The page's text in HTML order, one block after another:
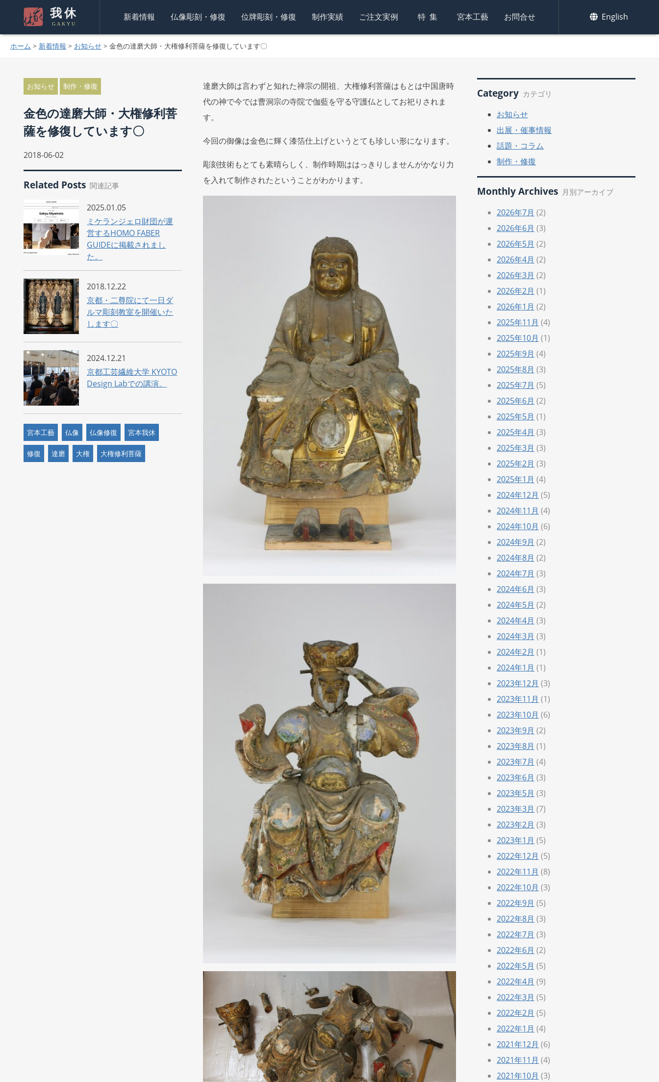
我休
GAKYU
新着情報 仏像彫刻・修復 位牌彫刻・修復 制作実績 ご注文実例 特集 宮本工藝 お問合せ English
ホーム > 新着情報 > お知らせ > 金色の達磨大師・大権修利菩薩を修復しています〇
お知らせ 制作・修復
金色の達磨大師・大権修利菩
薩を修復しています〇
2018-06-02
Related Posts 関連記事
2025.01.05
ミケランジェロ財団が運
営するHOMO FABER
GUIDEに掲載されまし
た。
2018.12.22
京都・二尊院にて一日ダ
ルマ彫刻教室を開催いた
します〇
2024.12.21
京都工芸繊維大学 KYOTO
Design Labでの講演。
宮本工藝 仏像 仏像修復 宮本我休
修復 達磨 大権 大権修利菩薩
達磨大師は言わずと知れた禅宗の開祖、大権修利菩薩はもとは中国唐時
代の神で今では曹洞宗の寺院で伽藍を守る守護仏としてお祀りされま
す。
今回の御像は金色に輝く漆箔仕上げというとても珍しい形になります。
彫刻技術もとても素晴らしく、制作時期ははっきりしませんがかなり力
を入れて制作されたということがわかります。
Category カテゴリ
お知らせ
出展・催事情報
話題・コラム
制作・修復
Monthly Archives 月別アーカイブ
2026年7月 (2)
2026年6月 (3)
2026年5月 (2)
2026年4月 (2)
2026年3月 (2)
2026年2月 (1)
2026年1月 (2)
2025年11月 (4)
2025年10月 (1)
2025年9月 (4)
2025年8月 (3)
2025年7月 (5)
2025年6月 (2)
2025年5月 (1)
2025年4月 (3)
2025年3月 (3)
2025年2月 (3)
2025年1月 (4)
2024年12月 (5)
2024年11月 (4)
2024年10月 (6)
2024年9月 (2)
2024年8月 (2)
2024年7月 (3)
2024年6月 (3)
2024年5月 (2)
2024年4月 (3)
2024年3月 (3)
2024年2月 (1)
2024年1月 (1)
2023年12月 (3)
2023年11月 (1)
2023年10月 (6)
2023年9月 (2)
2023年8月 (1)
2023年7月 (4)
2023年6月 (3)
2023年5月 (3)
2023年3月 (7)
2023年2月 (3)
2023年1月 (5)
2022年12月 (5)
2022年11月 (8)
2022年10月 (3)
2022年9月 (5)
2022年8月 (3)
2022年7月 (3)
2022年6月 (2)
2022年5月 (5)
2022年4月 (9)
2022年3月 (5)
2022年2月 (5)
2022年1月 (4)
2021年12月 (6)
2021年11月 (4)
2021年10月 (3)